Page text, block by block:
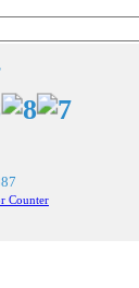
Counter